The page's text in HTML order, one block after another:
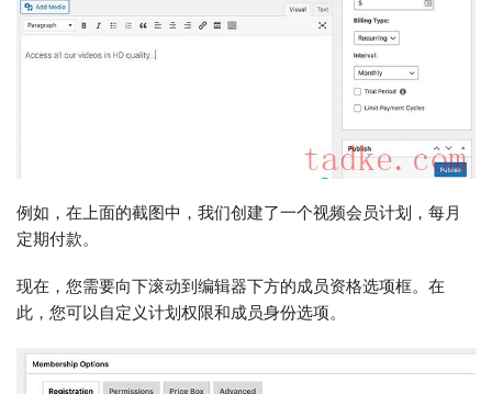
例如，在上面的截图中，我们创建了一个视频会员计划，每月
定期付款。
现在，您需要向下滚动到编辑器下方的成员资格选项框。在
此，您可以自定义计划权限和成员身份选项。